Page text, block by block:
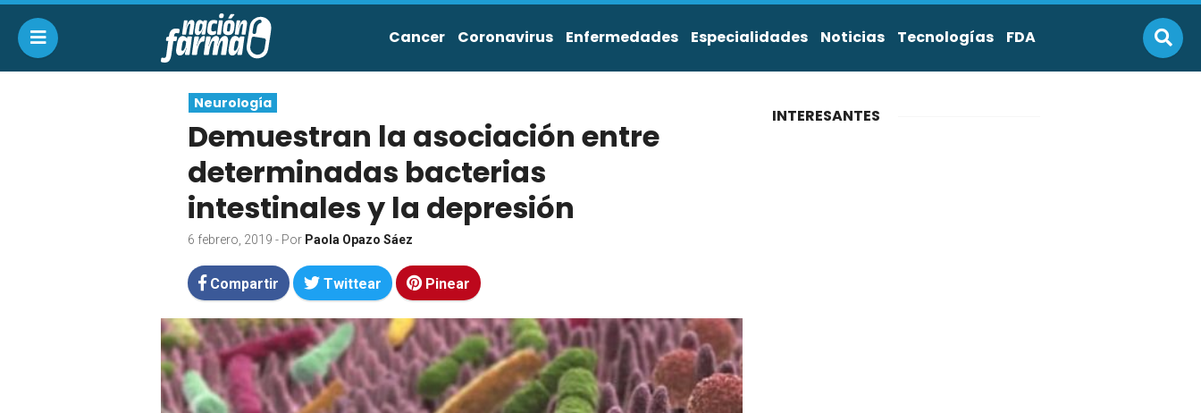
Cancer Coronavirus Enfermedades Especialidades Noticias Tecnologías FDA
Neurología
Demuestran la asociación entre
determinadas bacterias
intestinales y la depresión
6 febrero, 2019 - Por Paola Opazo Sáez
Compartir Twittear Pinear
INTERESANTES